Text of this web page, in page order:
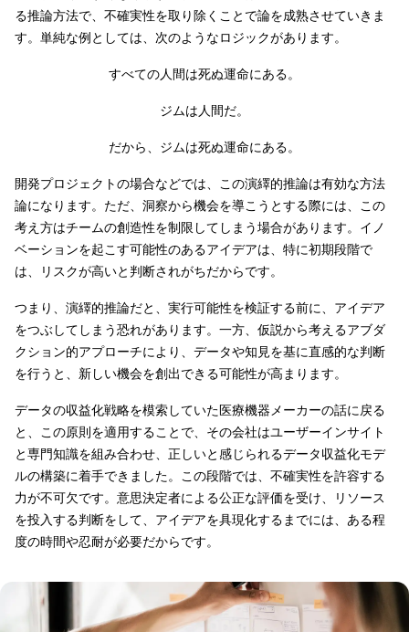
る推論方法で、不確実性を取り除くことで論を成熟させていきま
す。単純な例としては、次のようなロジックがあります。
すべての人間は死ぬ運命にある。
ジムは人間だ。
だから、ジムは死ぬ運命にある。
開発プロジェクトの場合などでは、この演繹的推論は有効な方法
論になります。ただ、洞察から機会を導こうとする際には、この
考え方はチームの創造性を制限してしまう場合があります。イノ
ベーションを起こす可能性のあるアイデアは、特に初期段階で
は、リスクが高いと判断されがちだからです。
つまり、演繹的推論だと、実行可能性を検証する前に、アイデア
をつぶしてしまう恐れがあります。一方、仮説から考えるアブダ
クション的アプローチにより、データや知見を基に直感的な判断
を行うと、新しい機会を創出できる可能性が高まります。
データの収益化戦略を模索していた医療機器メーカーの話に戻る
と、この原則を適用することで、その会社はユーザーインサイト
と専門知識を組み合わせ、正しいと感じられるデータ収益化モデ
ルの構築に着手できました。この段階では、不確実性を許容する
力が不可欠です。意思決定者による公正な評価を受け、リソース
を投入する判断をして、アイデアを具現化するまでには、ある程
度の時間や忍耐が必要だからです。